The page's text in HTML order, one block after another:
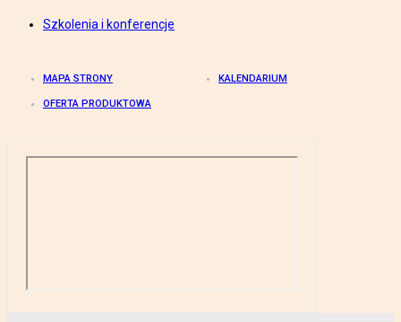
Szkolenia i konferencje
MAPA STRONY KALENDARIUM
OFERTA PRODUKTOWA